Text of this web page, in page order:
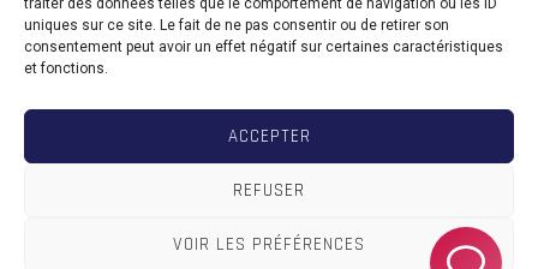
traiter des données telles que le comportement de navigation ou les ID
uniques sur ce site. Le fait de ne pas consentir ou de retirer son
consentement peut avoir un effet négatif sur certaines caractéristiques
et fonctions.
ACCEPTER
REFUSER
VOIR LES PRÉFÉRENCES
18 avenue de la Jonchère
78170 La Celle-Saint-Cloud